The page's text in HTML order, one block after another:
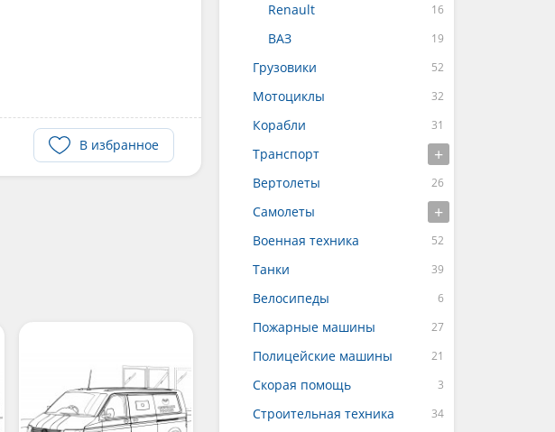
В избранное
Renault
ВАЗ
Грузовики
Мотоциклы
Корабли
Транспорт
Вертолеты
Самолеты
Военная техника
Танки
Велосипеды
Пожарные машины
Полицейские машины
Скорая помощь
Строительная техника